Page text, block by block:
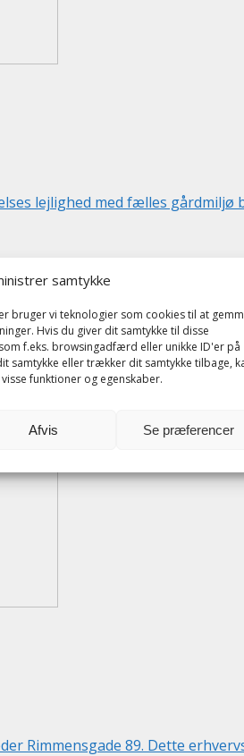
samtykke
bruger vi teknologier som cookies til at
Hvis du giver dit samtykke til disse
f.eks. browsingadfærd eller unikke ID'er på
samtykke eller trækker dit samtykke tilbage,
funktioner og egenskaber.
Afvis Se præferencer
lejlighed med fælles gårdmiljø
Rimmensgade 89. Dette